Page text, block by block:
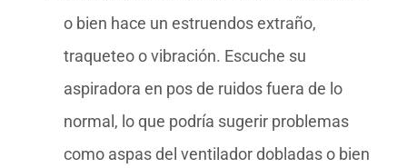
o bien hace un estruendos extraño,
traqueteo o vibración. Escuche su
aspiradora en pos de ruidos fuera de lo
normal, lo que podría sugerir problemas
como aspas del ventilador dobladas o bien